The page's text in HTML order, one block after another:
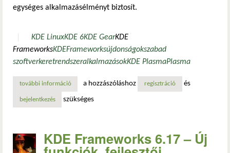
egységes alkalmazásélményt biztosít.
KDE LinuxKDE 6KDE GearKDE
FrameworksKDEFrameworksújdonságokszabad
szoftverkeretrendszeralkalmazásokKDE PlasmaPlasma
további információúj korszak kezdete: megérkezett a kde linux első
a hozzászóláshoz regisztráció és
bejelentkezés szükséges
KDE Frameworks 6.17 – Új